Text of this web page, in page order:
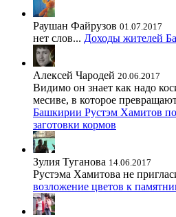
Раушан Файрузов 01.07.2017
нет слов... Доходы жителей
Алексей Чародей 20.06.2017
Видимо он знает как надо
месиве, в которое
Башкирии Рустэм Хамитов
заготовки кормов
Зулия Туганова 14.06.2017
Рустэма Хамитова не
возложение цветов к